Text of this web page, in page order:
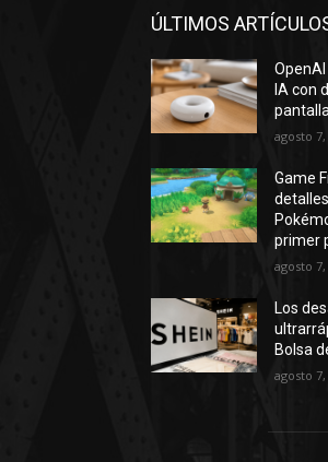
ÚLTIMOS
IA con
agosto 7,
Game
primer
agosto 7,
Los
Bolsa
agosto 7,